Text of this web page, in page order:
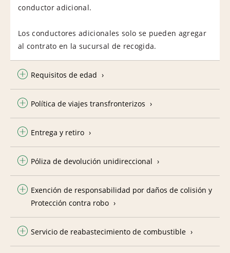
conductor adicional.
Los conductores adicionales solo se pueden agregar
al contrato en la sucursal de recogida.
Requisitos de edad
Política de viajes transfronterizos
Entrega y retiro
Póliza de devolución unidireccional
Exención de responsabilidad por daños de colisión y
Protección contra robo
Servicio de reabastecimiento de combustible